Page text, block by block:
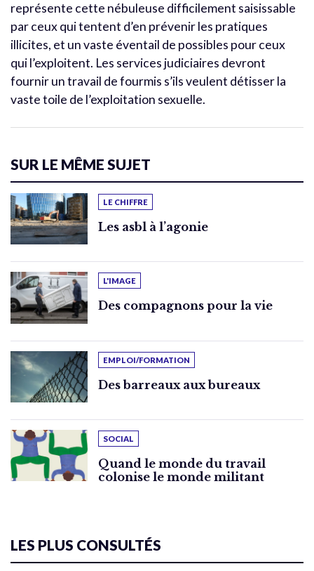
représente cette nébuleuse difficilement saisissable
par ceux qui tentent d’en prévenir les pratiques
illicites, et un vaste éventail de possibles pour ceux
qui l’exploitent. Les services judiciaires devront
fournir un travail de fourmis s’ils veulent détisser la
vaste toile de l’exploitation sexuelle.
SUR LE MÊME SUJET
LE CHIFFRE
Les asbl à l’agonie
L'IMAGE
Des compagnons pour la vie
EMPLOI/FORMATION
Des barreaux aux bureaux
SOCIAL
Quand le monde du travail
colonise le monde militant
LES PLUS CONSULTÉS